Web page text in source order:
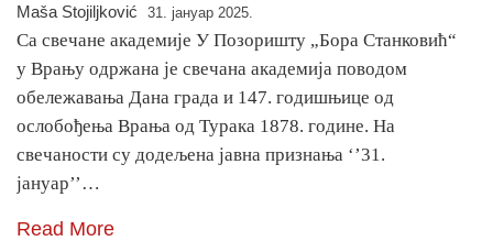
Maša Stojiljković 31. јануар 2025.
Са свечане академије У Позоришту „Бора Станковић“
у Врању одржана је свечана академија поводом
обележавања Дана града и 147. годишњице од
ослобођења Врања од Турака 1878. године. На
свечаности су додељена јавна признања ‘’31.
јануар’’…
Read More